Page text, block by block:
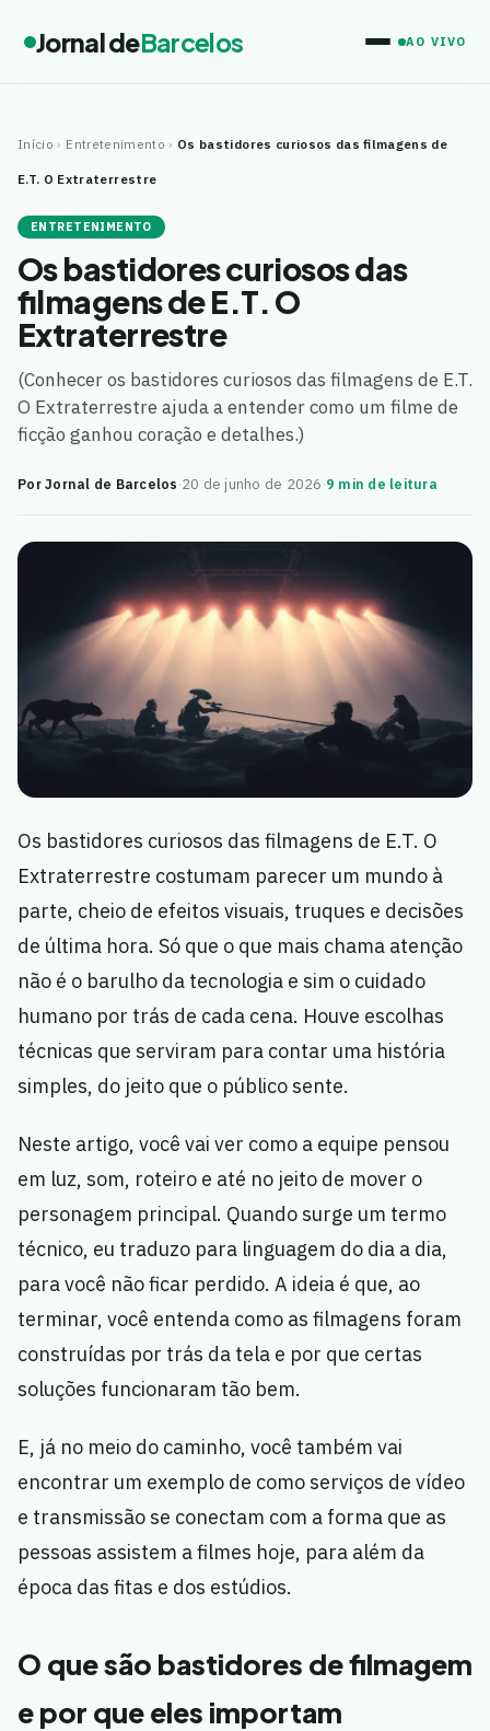
Jornal deBarcelos AO VIVO
Início › Entretenimento › Os bastidores curiosos das filmagens de
E.T. O Extraterrestre
ENTRETENIMENTO
Os bastidores curiosos das
filmagens de E.T. O
Extraterrestre
(Conhecer os bastidores curiosos das filmagens de E.T.
O Extraterrestre ajuda a entender como um filme de
ficção ganhou coração e detalhes.)
Por Jornal de Barcelos·20 de junho de 2026·9 min de leitura
Os bastidores curiosos das filmagens de E.T. O
Extraterrestre costumam parecer um mundo à
parte, cheio de efeitos visuais, truques e decisões
de última hora. Só que o que mais chama atenção
não é o barulho da tecnologia e sim o cuidado
humano por trás de cada cena. Houve escolhas
técnicas que serviram para contar uma história
simples, do jeito que o público sente.
Neste artigo, você vai ver como a equipe pensou
em luz, som, roteiro e até no jeito de mover o
personagem principal. Quando surge um termo
técnico, eu traduzo para linguagem do dia a dia,
para você não ficar perdido. A ideia é que, ao
terminar, você entenda como as filmagens foram
construídas por trás da tela e por que certas
soluções funcionaram tão bem.
E, já no meio do caminho, você também vai
encontrar um exemplo de como serviços de vídeo
e transmissão se conectam com a forma que as
pessoas assistem a filmes hoje, para além da
época das fitas e dos estúdios.
O que são bastidores de filmagem
e por que eles importam